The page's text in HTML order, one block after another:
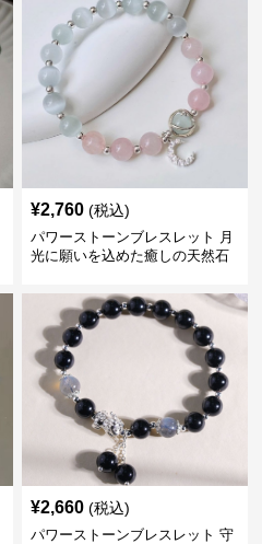
¥2,760 (税込)
パワーストーンブレスレット 月
光に願いを込めた癒しの天然石
¥2,660 (税込)
パワーストーンブレスレット 守